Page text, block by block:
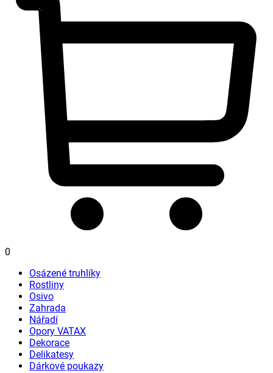
0
Osázené truhlíky
Rostliny
Osivo
Zahrada
Nářadí
Opory VATAX
Dekorace
Delikatesy
Dárkové poukazy